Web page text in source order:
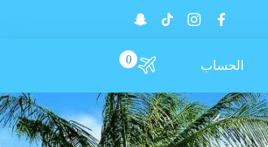
الحساب 0